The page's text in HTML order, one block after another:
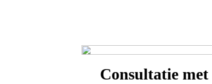
Consultatie met